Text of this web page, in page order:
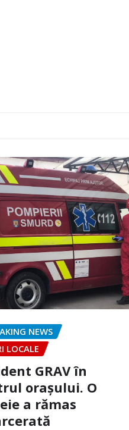
NEWS
LOCALE
GRAV în
orașului. O
a rămas